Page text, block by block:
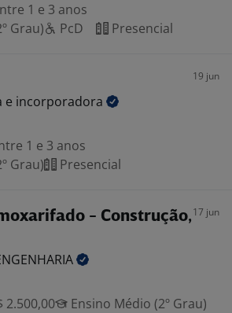
1 e 3 anos
Grau)
PcD Presencial
19 jun
e incorporadora
1 e 3 anos
Grau)
Presencial
- Construção,17 jun
2.500,00
Ensino Médio (2º Grau)